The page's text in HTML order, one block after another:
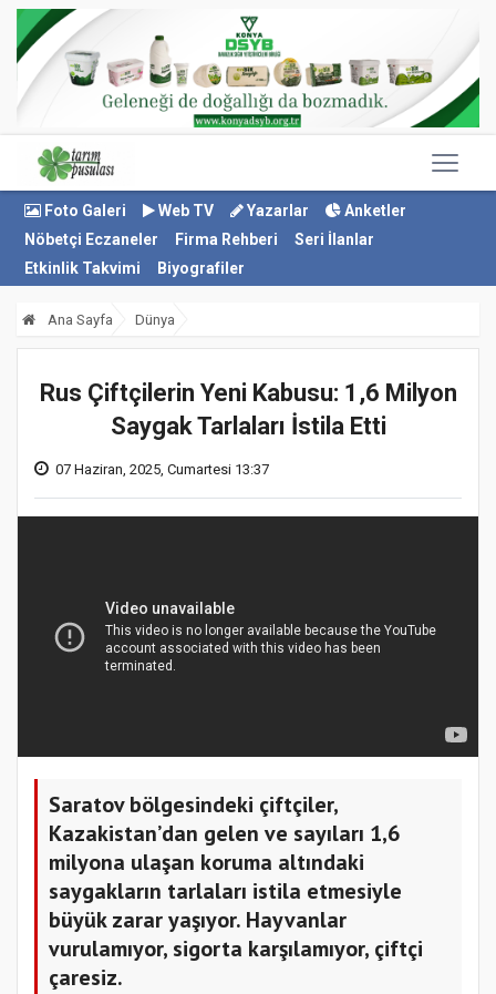
Foto Galeri Web TV Yazarlar
Anketler
Nöbetçi Eczaneler
Firma Rehberi
Seri İlanlar
Etkinlik Takvimi
Biyografiler
Ana Sayfa Dünya
Rus Çiftçilerin Yeni Kabusu: 1,6 Milyon
Saygak Tarlaları İstila Etti
07 Haziran, 2025, Cumartesi 13:37
Saratov bölgesindeki çiftçiler,
Kazakistan’dan gelen ve sayıları 1,6
milyona ulaşan koruma altındaki
saygakların tarlaları istila etmesiyle
büyük zarar yaşıyor. Hayvanlar
vurulamıyor, sigorta karşılamıyor, çiftçi
çaresiz.